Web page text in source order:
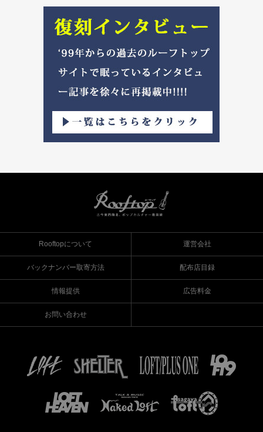
Rooftopについて 運営会社
バックナンバー取寄方法 配布店目録
情報提供 広告料金
お問い合わせ